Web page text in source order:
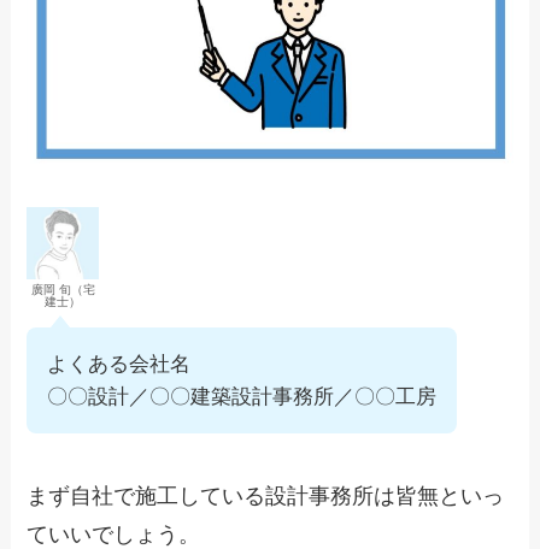
廣岡 旬（宅
建士）
よくある会社名
〇〇設計／〇〇建築設計事務所／〇〇工房
まず自社で施工している設計事務所は皆無といっ
ていいでしょう。